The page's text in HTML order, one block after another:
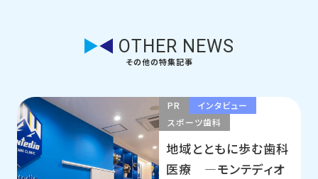
OTHER NEWS
その他の特集記事
PR
インタビュー
スポーツ歯科
地域とともに歩む歯科
医療 ―モンテディオ